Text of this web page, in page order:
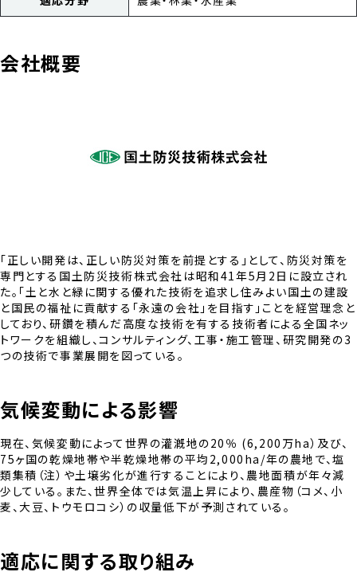
会社概要
「正しい開発は、正しい防災対策を前提とする」として、防災対策を
専門とする国土防災技術株式会社は昭和41年5月2日に設立され
た。「土と水と緑に関する優れた技術を追求し住みよい国土の建設
と国民の福祉に貢献する「永遠の会社」を目指す」ことを経営理念と
しており、研鑽を積んだ高度な技術を有する技術者による全国ネッ
トワークを組織し、コンサルティング、工事・施工管理、研究開発の3
つの技術で事業展開を図っている。
気候変動による影響
現在、気候変動によって世界の灌漑地の20％ (6,200万ha）及び、
75ヶ国の乾燥地帯や半乾燥地帯の平均2,000ha/年の農地で、塩
類集積（注）や土壌劣化が進行することにより、農地面積が年々減
少している。また、世界全体では気温上昇により、農産物（コメ、小
麦、大豆、トウモロコシ）の収量低下が予測されている。
適応に関する取り組み